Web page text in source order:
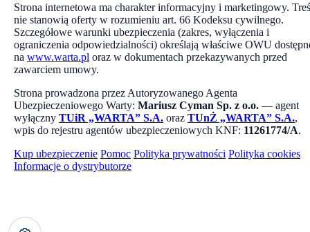
Strona internetowa ma charakter informacyjny i marketingowy.
nie stanowią oferty w rozumieniu art. 66 Kodeksu cywilnego.
Szczegółowe warunki ubezpieczenia (zakres, wyłączenia i
ograniczenia odpowiedzialności) określają właściwe OWU
na www.warta.pl oraz w dokumentach przekazywanych przed
zawarciem umowy.
Strona prowadzona przez Autoryzowanego Agenta
Ubezpieczeniowego Warty: Mariusz Cyman Sp. z o.o. — agent
wyłączny TUiR „WARTA” S.A. oraz TUnŻ „WARTA” S.A.,
wpis do rejestru agentów ubezpieczeniowych KNF: 11261774/A.
Kup ubezpieczenie Pomoc Polityka prywatności Polityka cookies
Informacje o dystrybutorze